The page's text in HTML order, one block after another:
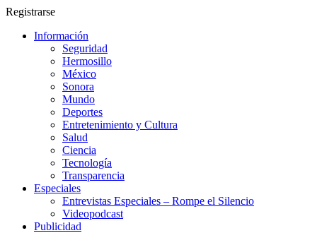
Registrarse
Información
Seguridad
Hermosillo
México
Sonora
Mundo
Deportes
Entretenimiento y Cultura
Salud
Ciencia
Tecnología
Transparencia
Especiales
Entrevistas Especiales – Rompe el Silencio
Videopodcast
Publicidad